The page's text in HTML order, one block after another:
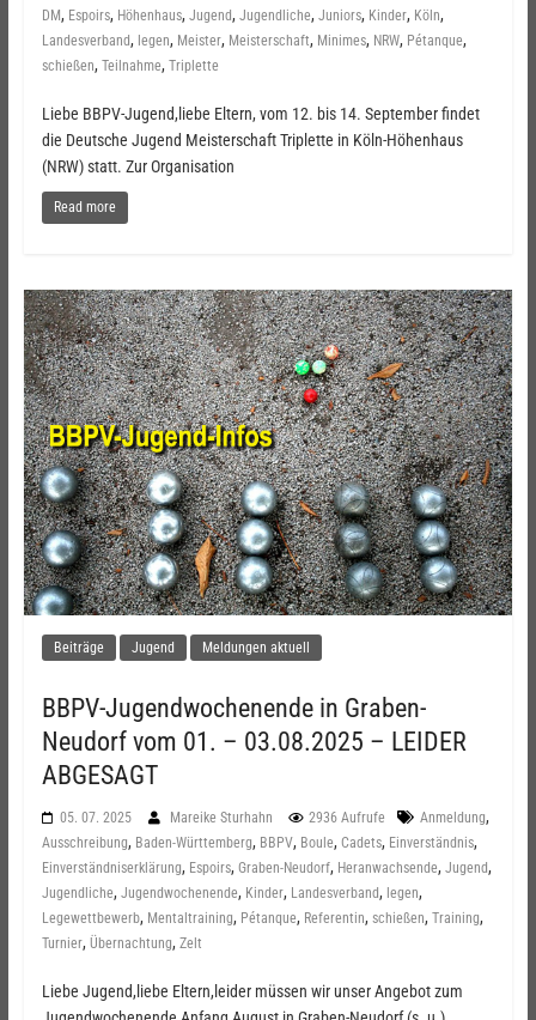
DM, Espoirs, Höhenhaus, Jugend, Jugendliche, Juniors, Kinder, Köln,
Landesverband, legen, Meister, Meisterschaft, Minimes, NRW, Pétanque,
schießen, Teilnahme, Triplette
Liebe BBPV-Jugend,liebe Eltern, vom 12. bis 14. September findet
die Deutsche Jugend Meisterschaft Triplette in Köln-Höhenhaus
(NRW) statt. Zur Organisation
Read more
Beiträge Jugend Meldungen aktuell
BBPV-Jugendwochenende in Graben-
Neudorf vom 01. – 03.08.2025 – LEIDER
ABGESAGT
05. 07. 2025 Mareike Sturhahn 2936 Aufrufe Anmeldung,
Ausschreibung, Baden-Württemberg, BBPV, Boule, Cadets, Einverständnis,
Einverständniserklärung, Espoirs, Graben-Neudorf, Heranwachsende, Jugend,
Jugendliche, Jugendwochenende, Kinder, Landesverband, legen,
Legewettbewerb, Mentaltraining, Pétanque, Referentin, schießen, Training,
Turnier, Übernachtung, Zelt
Liebe Jugend,liebe Eltern,leider müssen wir unser Angebot zum